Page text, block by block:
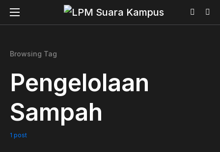
Browsing Tag
Pengelolaan
Sampah
1 post